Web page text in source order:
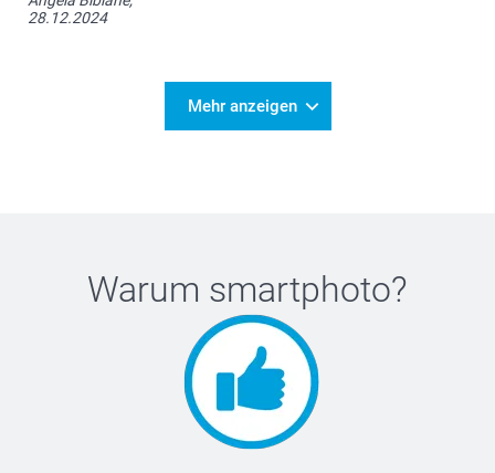
28.12.2024
Mehr anzeigen
Warum smartphoto?